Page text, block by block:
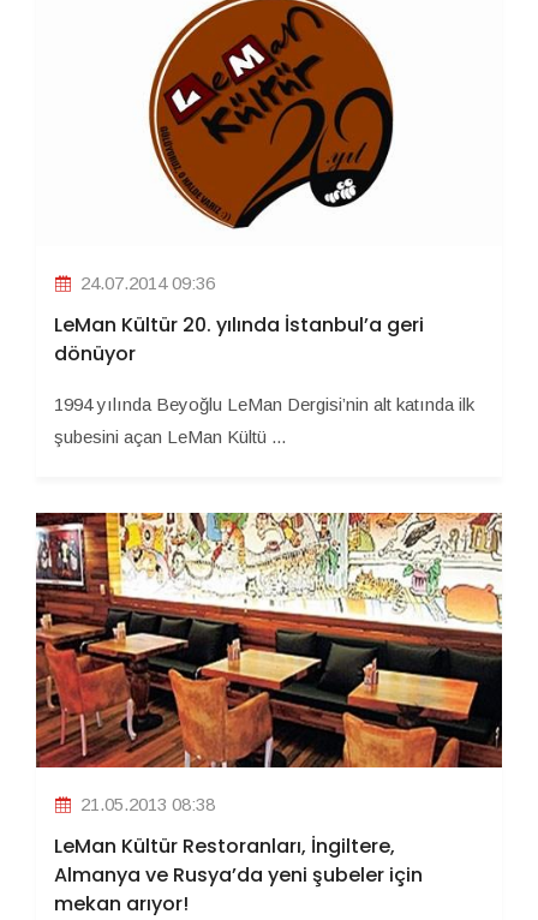
24.07.2014 09:36
LeMan Kültür 20. yılında İstanbul’a geri
dönüyor
1994 yılında Beyoğlu LeMan Dergisi’nin alt katında ilk
şubesini açan LeMan Kültü ...
21.05.2013 08:38
LeMan Kültür Restoranları, İngiltere,
Almanya ve Rusya’da yeni şubeler için
mekan arıyor!